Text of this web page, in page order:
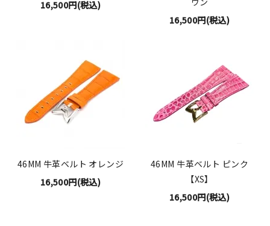
16,500円(税込)
16,500円(税込)
46MM 牛革ベルト オレンジ
16,500円(税込)
46MM 牛革ベルト ピンク
【XS】
16,500円(税込)